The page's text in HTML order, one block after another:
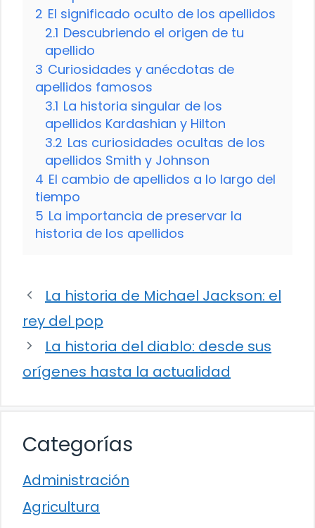
2 El significado oculto de los apellidos
2.1 Descubriendo el origen de tu
apellido
3 Curiosidades y anécdotas de
apellidos famosos
3.1 La historia singular de los
apellidos Kardashian y Hilton
3.2 Las curiosidades ocultas de los
apellidos Smith y Johnson
4 El cambio de apellidos a lo largo del
tiempo
5 La importancia de preservar la
historia de los apellidos
La historia de Michael Jackson: el
rey del pop
La historia del diablo: desde sus
orígenes hasta la actualidad
Categorías
Administración
Agricultura